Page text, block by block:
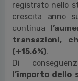
registrato nello
crescita anno
continua
transazioni,
(+15,6%).
Di
l’importo